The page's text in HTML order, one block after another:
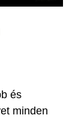
és
minden